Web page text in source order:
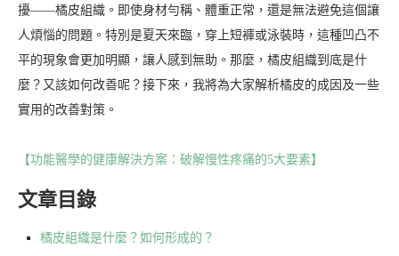
擾——橘皮組織。即使身材勻稱、體重正常，還是無法避免這個讓
人煩惱的問題。特別是夏天來臨，穿上短褲或泳裝時，這種凹凸不
平的現象會更加明顯，讓人感到無助。那麼，橘皮組織到底是什
麼？又該如何改善呢？接下來，我將為大家解析橘皮的成因及一些
實用的改善對策。
【功能醫學的健康解決方案：破解慢性疼痛的5大要素】
文章目錄
橘皮組織是什麼？如何形成的？